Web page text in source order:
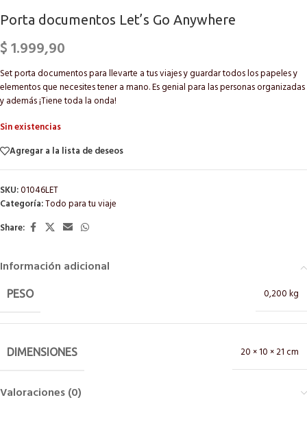
Porta documentos Let’s Go Anywhere
$1.999,90
Set porta documentos para llevarte a tus viajes y guardar todos los papeles y
elementos que necesites tener a mano. Es genial para las personas organizadas
y además ¡Tiene toda la onda!
Sin existencias
Agregar a la lista de deseos
SKU:01046LET
Categoría:Todo para tu viaje
Share:
Información adicional
PESO 0,200 kg
DIMENSIONES 20 × 10 × 21 cm
Valoraciones (0)